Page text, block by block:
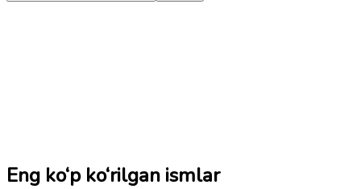
Eng ko‘p ko‘rilgan ismlar